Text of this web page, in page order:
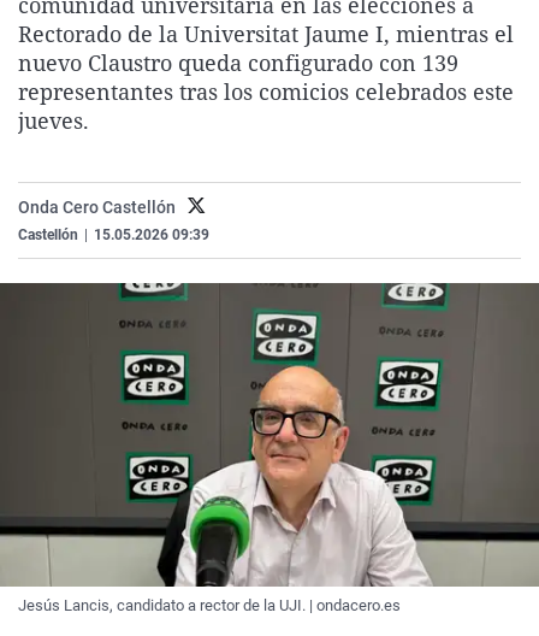
La rosa de los vientos
Gente viajera
Como el perro y el
Caso
Retornados
Equipo de
Extremadura
Galicia
La Rioja
País Vasco
Virales
Televisión
Elecciones
Rectorado de la Universitat Jaume I, mientras el
nuevo Claustro queda configurado con 139
representantes tras los comicios celebrados este
jueves.
Onda Cero Castellón
Castellón 15.05.2026 09:39
Jesús Lancis, candidato a rector de la UJI. | ondacero.es